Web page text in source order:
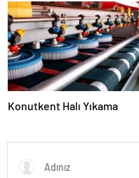
Konutkent Halı Yıkama